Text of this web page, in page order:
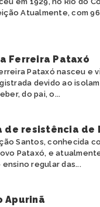
Atualmente, com
Ferreira Pataxó
Pataxó nasceu e
devido ao
do pai, o...
resistência de
Santos, conhecida
Pataxó, e
regular das...
Apurinã